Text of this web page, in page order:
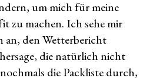
um mich für meine
zu machen. Ich sehe mir
an, den Wetterbericht
die natürlich nicht
die Packliste durch,